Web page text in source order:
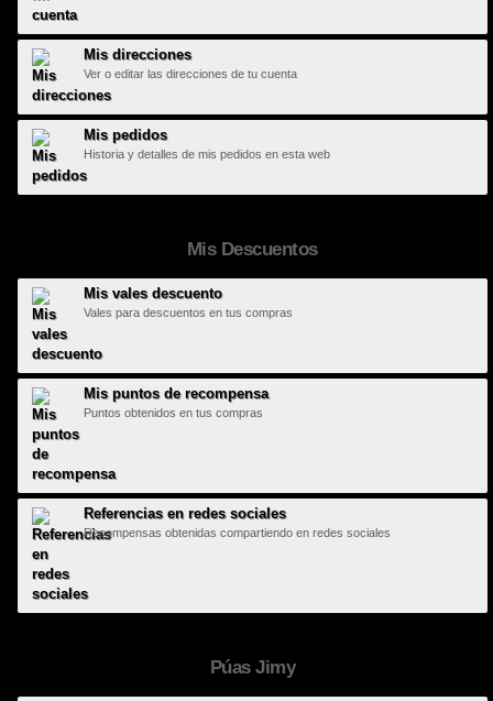
Mis direcciones
Ver o editar las direcciones de tu cuenta
Mis pedidos
Historia y detalles de mis pedidos en esta web
Mis Descuentos
Mis vales descuento
Vales para descuentos en tus compras
Mis puntos de recompensa
Puntos obtenidos en tus compras
Referencias en redes sociales
Recompensas obtenidas compartiendo en redes sociales
Púas Jimy